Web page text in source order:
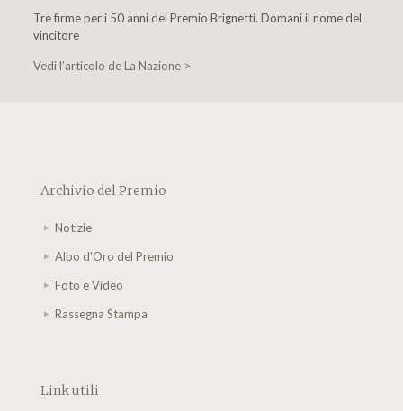
Tre firme per i 50 anni del Premio Brignetti. Domani il nome del
vincitore
Vedi l’articolo de La Nazione >
Archivio del Premio
Notizie
Albo d'Oro del Premio
Foto e Video
Rassegna Stampa
Link utili